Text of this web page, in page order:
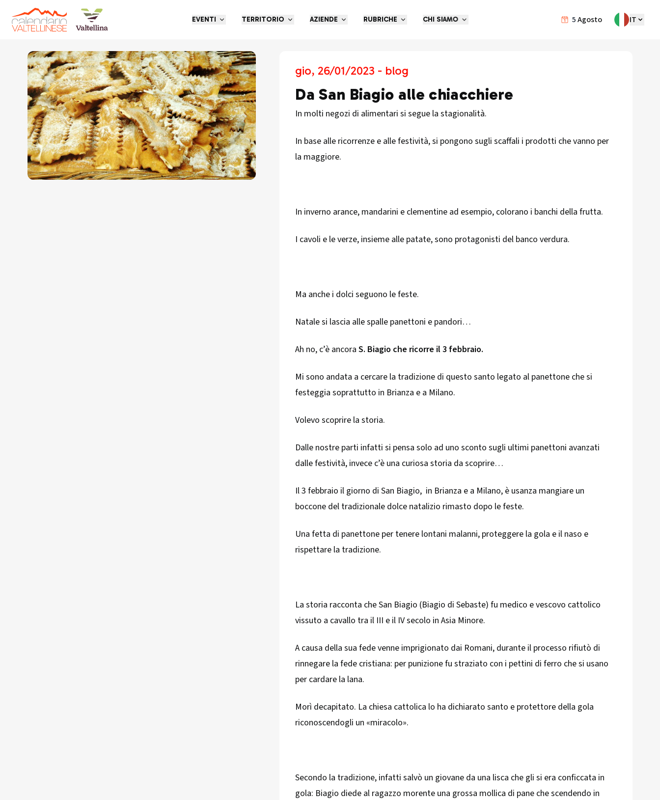
5Agosto IT
EVENTI TERRITORIO AZIENDE RUBRICHE CHI SIAMO
Torna indietro
gio, 26/01/2023 - blog
Da San Biagio alle chiacchiere
In molti negozi di alimentari si segue la stagionalità.
In base alle ricorrenze e alle festività, si pongono sugli scaffali i prodotti che vanno per
la maggiore.
In inverno arance, mandarini e clementine ad esempio, colorano i banchi della frutta.
I cavoli e le verze, insieme alle patate, sono protagonisti del banco verdura.
Ma anche i dolci seguono le feste.
Natale si lascia alle spalle panettoni e pandori…
Ah no, c’è ancoraS. Biagio che ricorre il 3 febbraio.
Mi sono andata a cercare la tradizione di questo santo legato al panettone che si
festeggia soprattutto in Brianza e a Milano.
Volevo scoprire la storia.
Dalle nostre parti infatti si pensa solo ad uno sconto sugli ultimi panettoni avanzati
dalle festività, invece c’è una curiosa storia da scoprire…
Il 3 febbraio il giorno di San Biagio, in Brianza e a Milano, è usanza mangiare un
boccone del tradizionale dolce natalizio rimasto dopo le feste.
Una fetta di panettone per tenere lontani malanni, proteggere la gola e il naso e
rispettare la tradizione.
La storia racconta che San Biagio (Biagio di Sebaste) fu medico e vescovo cattolico
vissuto a cavallo tra il III e il IV secolo in Asia Minore.
A causa della sua fede venne imprigionato dai Romani, durante il processo rifiutò di
rinnegare la fede cristiana: per punizione fu straziato con i pettini di ferro che si usano
per cardare la lana.
Morì decapitato. La chiesa cattolica lo ha dichiarato santo e protettore della gola
riconoscendogli un «miracolo».
Secondo la tradizione, infatti salvò un giovane da una lisca che gli si era conficcata in
gola: Biagio diede al ragazzo morente una grossa mollica di pane che scendendo in